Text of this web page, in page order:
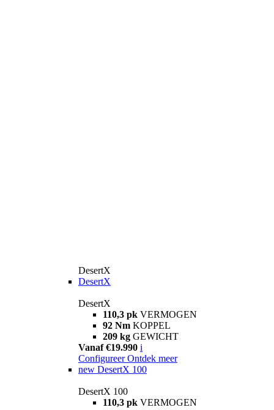
DesertX
DesertX
DesertX
110,3 pk VERMOGEN
92 Nm KOPPEL
209 kg GEWICHT
Vanaf €19.990 i
Configureer Ontdek meer
new DesertX 100
DesertX 100
110,3 pk VERMOGEN